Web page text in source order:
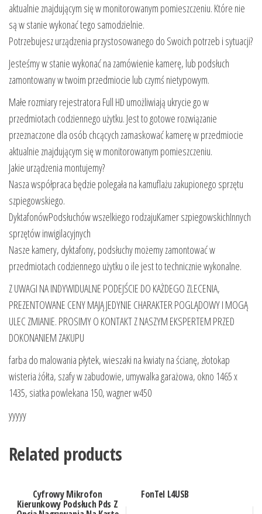
aktualnie znajdującym się w monitorowanym pomieszczeniu. Które nie
są w stanie wykonać tego samodzielnie.
Potrzebujesz urządzenia przystosowanego do Swoich potrzeb i sytuacji?
Jesteśmy w stanie wykonać na zamówienie kamerę, lub podsłuch
zamontowany w twoim przedmiocie lub czymś nietypowym.
Małe rozmiary rejestratora Full HD umożliwiają ukrycie go w
przedmiotach codziennego użytku. Jest to gotowe rozwiązanie
przeznaczone dla osób chcących zamaskować kamerę w przedmiocie
aktualnie znajdującym się w monitorowanym pomieszczeniu.
Jakie urządzenia montujemy?
Nasza współpraca będzie polegała na kamuflażu zakupionego sprzętu
szpiegowskiego.
DyktafonówPodsłuchów wszelkiego rodzajuKamer szpiegowskichInnych
sprzętów inwigilacyjnych
Nasze kamery, dyktafony, podsłuchy możemy zamontować w
przedmiotach codziennego użytku o ile jest to technicznie wykonalne.
Z UWAGI NA INDYWIDUALNE PODEJŚCIE DO KAŻDEGO ZLECENIA,
PREZENTOWANE CENY MAJĄ JEDYNIE CHARAKTER POGLĄDOWY I MOGĄ
ULEC ZMIANIE. PROSIMY O KONTAKT Z NASZYM EKSPERTEM PRZED
DOKONANIEM ZAKUPU
farba do malowania płytek, wieszaki na kwiaty na ścianę, złotokap
wisteria żółta, szafy w zabudowie, umywalka garażowa, okno 1465 x
1435, siatka powlekana 150, wagner w450
yyyyy
Related products
Cyfrowy Mikrofon
Kierunkowy Podsłuch Pds Z
FonTel L4USB